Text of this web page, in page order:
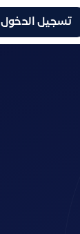
تسجيل الدخول